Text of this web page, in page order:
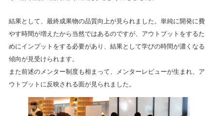
結果として、最終成果物の品質向上が見られました。単純に開発に費
やす時間が増えたから当然ではあるのですが、アウトプットをするた
めにインプットをする必要があり、結果として学びの時間が濃くなる
傾向が見受けられます。
また前述のメンター制度も相まって、メンターレビューが生まれ、ア
ウトプットに反映される面が見られました。